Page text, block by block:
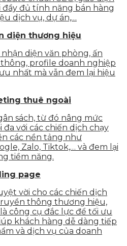
đầy đủ tính năng bán hàng
dịch vụ, dự án,…
diện thương hiệu
diện văn phòng, ấn
profile doanh nghiệp
nhất mà vẫn đem lại hiệu
thuê ngoài
sách, từ đó nâng mức
với các chiến dịch chạy
các nền tảng như
Zalo, Tiktok,… và đem lại
tiềm năng.
page
vời cho các chiến dịch
thông thương hiệu,
công cụ đắc lực để tối ưu
khách hàng dễ dàng tiếp
và dịch vụ của doanh